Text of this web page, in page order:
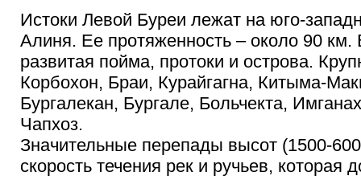
Истоки Левой Буреи лежат на юго-
Алиня. Ее протяженность – около 90
развитая пойма, протоки и острова.
Корбохон, Браи, Курайгагна, Китыма-
Бургалекан, Бургале, Больчекта,
Чапхоз.
Значительные перепады высот (1500-
скорость течения рек и ручьев, которая